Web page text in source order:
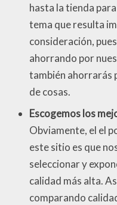
hasta la tienda
tema que resulta
consideración,
ahorrando por
también ahorrarás
de cosas.
Escogemos los
Obviamente, el el
este sitio es que
seleccionar y
calidad más alta.
comparando